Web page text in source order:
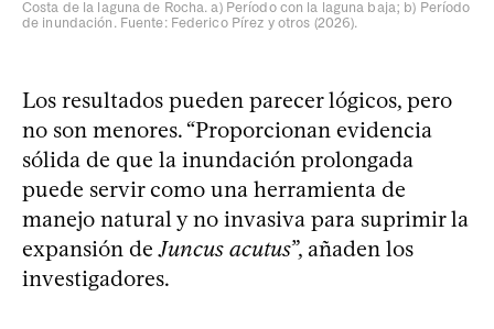
Costa de la laguna de Rocha. a) Período con la laguna baja; b) Período
de inundación. Fuente: Federico Pírez y otros (2026).
Los resultados pueden parecer lógicos, pero
no son menores. “Proporcionan evidencia
sólida de que la inundación prolongada
puede servir como una herramienta de
manejo natural y no invasiva para suprimir la
expansión deJuncus acutus”, añaden los
investigadores.